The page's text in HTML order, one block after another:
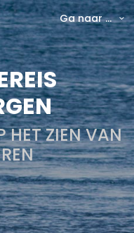
HET ZIEN VAN
Ga naar ...